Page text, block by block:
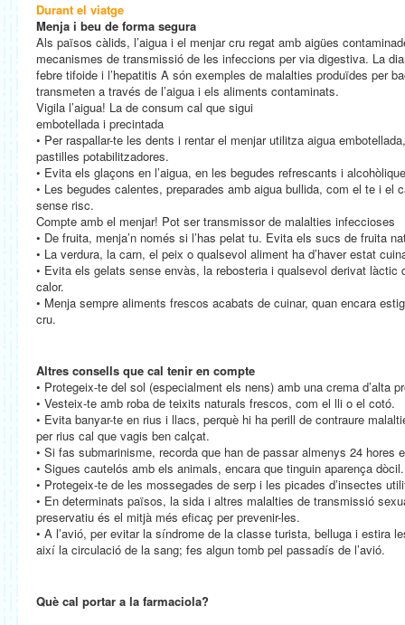
Durant el viatge
Menja i beu de forma segura
Als països càlids, l’aigua i el menjar cru regat amb aigües
mecanismes de transmissió de les infeccions per via digestiva. La
febre tifoide i l’hepatitis A són exemples de malalties produïdes per
transmeten a través de l’aigua i els aliments contaminats.
Vigila l’aigua! La de consum cal que sigui
embotellada i precintada
• Per raspallar-te les dents i rentar el menjar utilitza aigua
pastilles potabilitzadores.
• Evita els glaçons en l’aigua, en les begudes refrescants i
• Les begudes calentes, preparades amb aigua bullida, com el te i el
sense risc.
Compte amb el menjar! Pot ser transmissor de malalties infeccioses
• De fruita, menja’n només si l’has pelat tu. Evita els sucs de fruita
• La verdura, la carn, el peix o qualsevol aliment ha d’haver estat
• Evita els gelats sense envàs, la rebosteria i qualsevol derivat làctic
calor.
• Menja sempre aliments frescos acabats de cuinar, quan encara
cru.
Altres consells que cal tenir en compte
• Protegeix-te del sol (especialment els nens) amb una crema d’alta
• Vesteix-te amb roba de teixits naturals frescos, com el lli o el cotó.
• Evita banyar-te en rius i llacs, perquè hi ha perill de contraure
per rius cal que vagis ben calçat.
• Si fas submarinisme, recorda que han de passar almenys 24 hores
• Sigues cautelós amb els animals, encara que tinguin aparença dòcil.
• Protegeix-te de les mossegades de serp i les picades d’insectes
• En determinats països, la sida i altres malalties de transmissió
preservatiu és el mitjà més eficaç per prevenir-les.
• A l’avió, per evitar la síndrome de la classe turista, belluga i estira
així la circulació de la sang; fes algun tomb pel passadís de l’avió.
Què cal portar a la farmaciola?